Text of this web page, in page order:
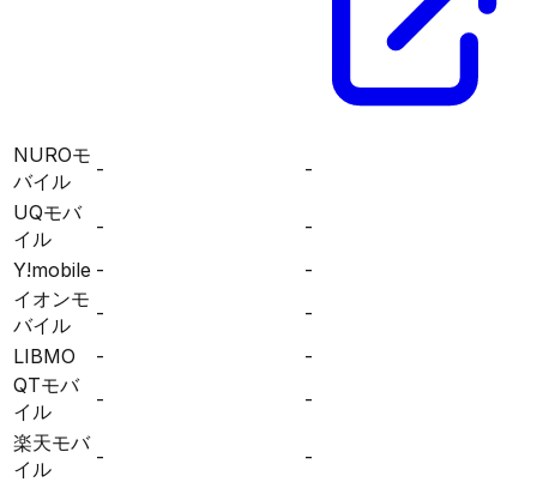
NUROモ
バイル
-
-
UQモバ
イル
-
-
Y!mobile -
-
イオンモ
バイル
-
-
LIBMO
-
-
QTモバ
イル
-
-
楽天モバ
イル
-
-